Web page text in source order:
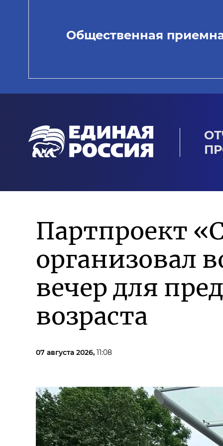
Общественная
Партпроект
организовал
вечер для
возраста
07 августа 2026, 11:08